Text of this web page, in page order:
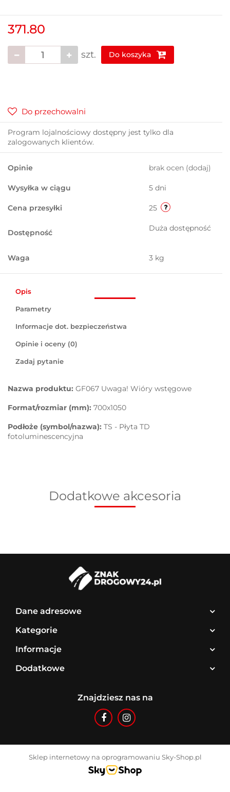
371.80
szt. Do koszyka
Do przechowalni
Program lojalnościowy dostępny jest tylko dla
zalogowanych klientów.
Opinie brak ocen (dodaj)
Wysyłka w ciągu 5 dni
Cena przesyłki 25
Dostępność Duża dostępność
Waga 3 kg
Opis
Parametry
Informacje dot. bezpieczeństwa
Opinie i oceny (0)
Zadaj pytanie
Nazwa produktu: GF067 Uwaga! Wióry wstęgowe
Format/rozmiar (mm): 700x1050
Podłoże (symbol/nazwa): TS - Płyta TD
fotoluminescencyjna
Dodatkowe akcesoria
Dane adresowe
Kategorie
Informacje
Dodatkowe
Znajdziesz nas na
Sklep internetowy na oprogramowaniu Sky-Shop.pl